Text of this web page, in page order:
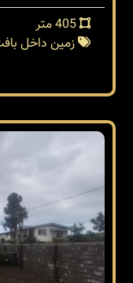
زمین داخل